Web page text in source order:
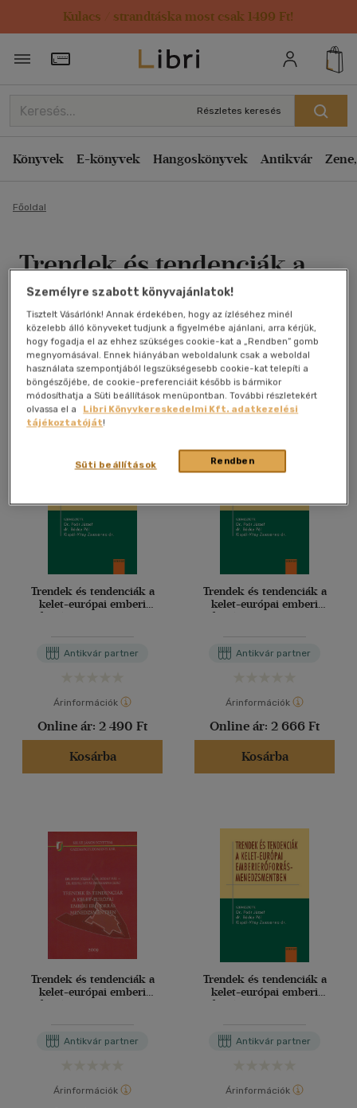
Kulacs / strandtáska most csak 1499 Ft!
Törzsvásárlói Kártya adatai
Részletes keresés
Könyvek E-könyvek Hangoskönyvek Antikvár
Főoldal
Trendek és tendenciák a
kelet-európai emberi
erőforrás
menedzsmentben
Antikvár könyv (4db)
Trendek és tendenciák a
kelet-európai emberi
erőforrás menedzsmentben
Antikvár partner
Árinformációk
Online ár: 2 490 Ft
Kosárba
Trendek és tendenciák a
kelet-európai emberi
erőforrás menedzsmentben
Antikvár partner
Árinformációk
Online ár: 2 666 Ft
Kosárba
Trendek és tendenciák a
kelet-európai emberi
erőforrás menedzsmentben
Antikvár partner
Árinformációk
Trendek és tendenciák a
kelet-európai emberi
erőforrás menedzsmentben
Antikvár partner
Árinformációk
Személyre szabott könyvajánlatok!
Tisztelt Vásárlónk! Annak érdekében, hogy az ízléséhez minél
közelebb álló könyveket tudjunk a figyelmébe ajánlani, arra kérjük,
hogy fogadja el az ehhez szükséges cookie-kat a „Rendben” gomb
megnyomásával. Ennek hiányában weboldalunk csak a weboldal
használata szempontjából legszükségesebb cookie-kat telepíti a
böngészőjébe, de cookie-preferenciáit később is bármikor
módosíthatja a Süti beállítások menüpontban. További részletekért
olvassa el a
Libri Könyvkereskedelmi Kft. adatkezelési
tájékoztatóját!
Rendben
Süti beállítások